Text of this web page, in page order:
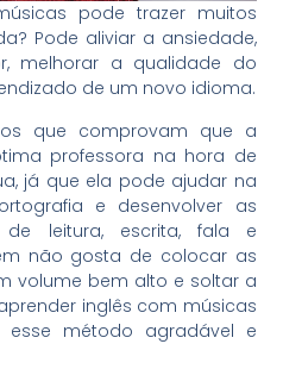
pode trazer muitos
Pode aliviar a ansiedade,
melhorar a qualidade do
de um novo idioma.
que comprovam que a
professora na hora de
já que ela pode ajudar na
e desenvolver as
de leitura, escrita, fala e
não gosta de colocar as
volume bem alto e soltar a
inglês com músicas
método agradável e